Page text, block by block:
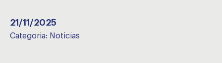
21/11/2025
Categoria: Noticias